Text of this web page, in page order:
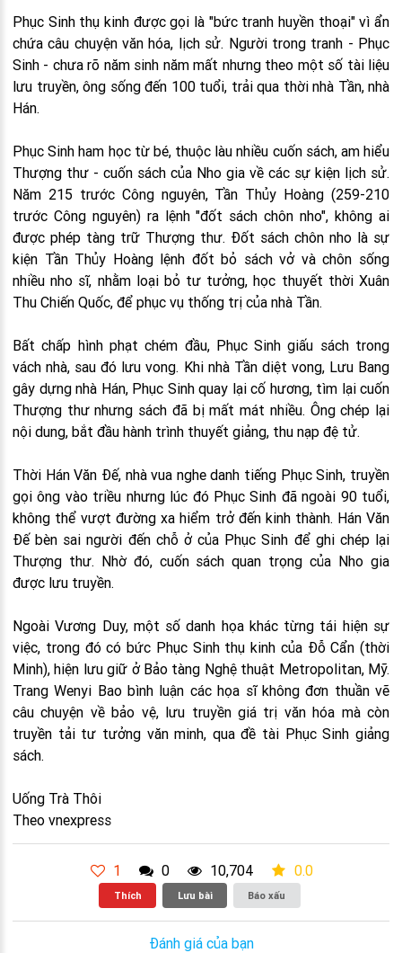
Phục Sinh thụ kinh được gọi là "bức tranh huyền thoại" vì ẩn
chứa câu chuyện văn hóa, lịch sử. Người trong tranh - Phục
Sinh - chưa rõ năm sinh năm mất nhưng theo một số tài liệu
lưu truyền, ông sống đến 100 tuổi, trải qua thời nhà Tần, nhà
Hán.
Phục Sinh ham học từ bé, thuộc làu nhiều cuốn sách, am hiểu
Thượng thư - cuốn sách của Nho gia về các sự kiện lịch sử.
Năm 215 trước Công nguyên, Tần Thủy Hoàng (259-210
trước Công nguyên) ra lệnh "đốt sách chôn nho", không ai
được phép tàng trữ Thượng thư. Đốt sách chôn nho là sự
kiện Tần Thủy Hoàng lệnh đốt bỏ sách vở và chôn sống
nhiều nho sĩ, nhằm loại bỏ tư tưởng, học thuyết thời Xuân
Thu Chiến Quốc, để phục vụ thống trị của nhà Tần.
Bất chấp hình phạt chém đầu, Phục Sinh giấu sách trong
vách nhà, sau đó lưu vong. Khi nhà Tần diệt vong, Lưu Bang
gây dựng nhà Hán, Phục Sinh quay lại cố hương, tìm lại cuốn
Thượng thư nhưng sách đã bị mất mát nhiều. Ông chép lại
nội dung, bắt đầu hành trình thuyết giảng, thu nạp đệ tử.
Thời Hán Văn Đế, nhà vua nghe danh tiếng Phục Sinh, truyền
gọi ông vào triều nhưng lúc đó Phục Sinh đã ngoài 90 tuổi,
không thể vượt đường xa hiểm trở đến kinh thành. Hán Văn
Đế bèn sai người đến chỗ ở của Phục Sinh để ghi chép lại
Thượng thư. Nhờ đó, cuốn sách quan trọng của Nho gia
được lưu truyền.
Ngoài Vương Duy, một số danh họa khác từng tái hiện sự
việc, trong đó có bức Phục Sinh thụ kinh của Đỗ Cẩn (thời
Minh), hiện lưu giữ ở Bảo tàng Nghệ thuật Metropolitan, Mỹ.
Trang Wenyi Bao bình luận các họa sĩ không đơn thuần vẽ
câu chuyện về bảo vệ, lưu truyền giá trị văn hóa mà còn
truyền tải tư tưởng văn minh, qua đề tài Phục Sinh giảng
sách.
Uống Trà Thôi
Theo vnexpress
1 0 10,704 0.0
Thích Lưu bài Báo xấu
Đánh giá của bạn